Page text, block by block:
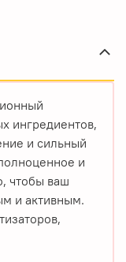
ингредиентов,
и сильный
и
чтобы ваш
и активным.